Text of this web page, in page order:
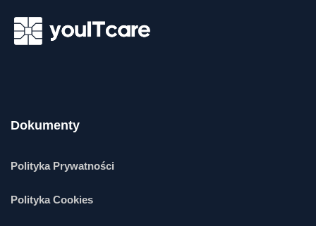
Dokumenty
Polityka Prywatności
Polityka Cookies